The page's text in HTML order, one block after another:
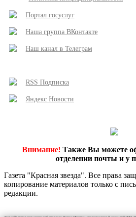
Портал госуслуг
Наша группа ВКонтакте
Наш канал в Телеграм
RSS Подписка
Яндекс Новости
Внимание! Также Вы можете
отделении почты и у
Газета "Красная звезда". Все права
копирование материалов только с
редакции.